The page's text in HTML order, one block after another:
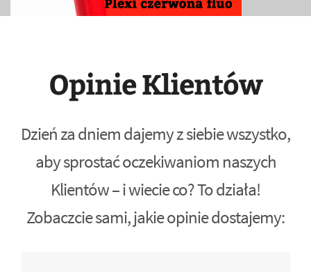
Opinie Klientów
Dzień za dniem dajemy z siebie wszystko,
aby sprostać oczekiwaniom naszych
Klientów – i wiecie co? To działa!
Zobaczcie sami, jakie opinie dostajemy: